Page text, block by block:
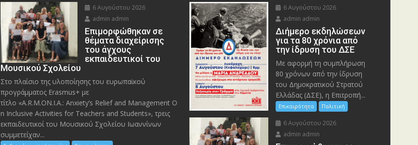
6 Αυγούστου 2026
admin admin
Eπιμορφώθηκαν σε
θέματα διαχείρισης
του άγχους
εκπαιδευτικοί του
Μουσικού Σχολείου
Στο πλαίσιο της υλοποίησης του ευρωπαϊκού
προγράμματος Erasmus+ με
τίτλο «A.R.M.ON.I.A.: Anxiety’s Relief and Management O
n Inclusive Activities for Teachers and Students», τρεις
εκπαιδευτικοί του Μουσικού Σχολείου Ιωαννίνων
συμμετείχαν...
6 Αυγούστου 2026
admin admin
Διήμερο εκδηλώσεων
για τα 80 χρόνια από
την ίδρυση του ΔΣΕ
Με αφορμή τη συμπλήρωση
80 χρόνων από την ίδρυση
του Δημοκρατικού Στρατού
Ελλάδας (ΔΣΕ), η Επιτροπή...
Επικαιρότητα Πολιτική
6 Αυγούστου 2026
admin admin